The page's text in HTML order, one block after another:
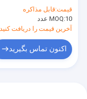
چند لمسی
قیمت:قابل مذاکره
MOQ:10 عدد
آخرین قیمت را دریافت کنید
اکنون تماس بگیرید